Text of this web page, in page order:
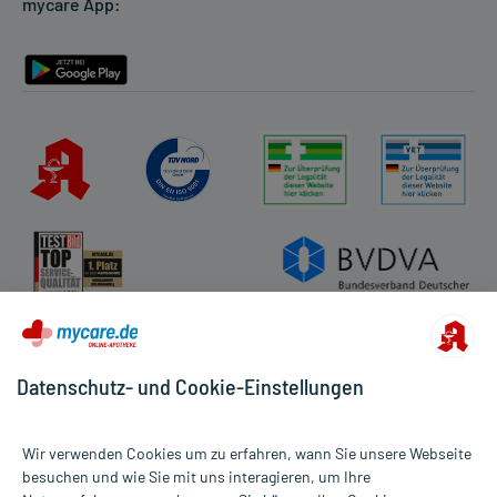
Rückgabe/Widerruf
Datenschutz- und Cookie-Einstellungen
Wir verwenden Cookies um zu erfahren, wann Sie unsere Webseite
besuchen und wie Sie mit uns interagieren, um Ihre